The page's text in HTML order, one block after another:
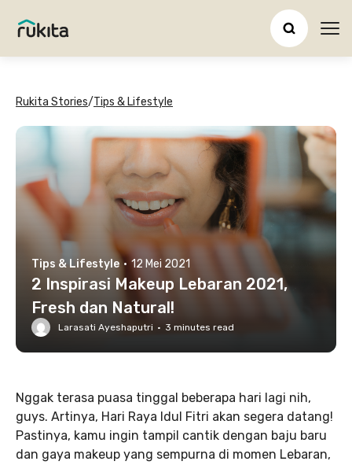
Rukita Stories/Tips & Lifestyle
Tips & Lifestyle · 12 Mei 2021
2 Inspirasi Makeup Lebaran 2021,
Fresh dan Natural!
Larasati Ayeshaputri · 3 minutes read
Nggak terasa puasa tinggal beberapa hari lagi nih,
guys. Artinya, Hari Raya Idul Fitri akan segera datang!
Pastinya, kamu ingin tampil cantik dengan baju baru
dan gaya makeup yang sempurna di momen Lebaran,